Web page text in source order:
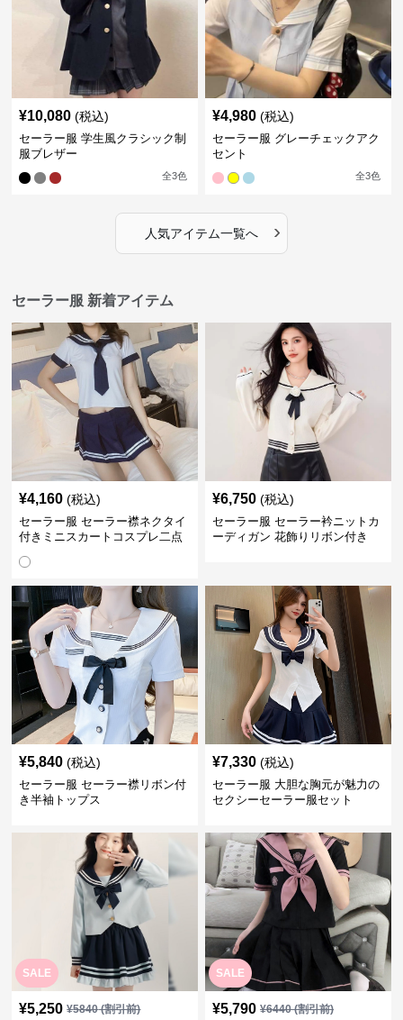
¥10,080 (税込)
セーラー服 学生風クラシック制
服ブレザー
全3色
¥4,980 (税込)
セーラー服 グレーチェックアク
セント
全3色
人気アイテム一覧へ ›
セーラー服 新着アイテム
¥4,160 (税込)
セーラー服 セーラー襟ネクタイ
付きミニスカートコスプレ二点
¥6,750 (税込)
セーラー服 セーラー衿ニットカ
ーディガン 花飾りリボン付き
¥5,840 (税込)
セーラー服 セーラー襟リボン付
き半袖トップス
¥7,330 (税込)
セーラー服 大胆な胸元が魅力の
セクシーセーラー服セット
SALE
¥5,250 ¥5840(割引前)
SALE
¥5,790 ¥6440(割引前)